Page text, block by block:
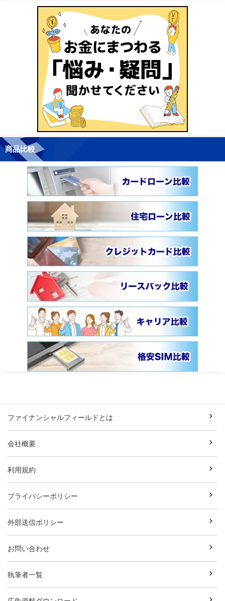
商品比較
ファイナンシャルフィールドとは
会社概要
利用規約
プライバシーポリシー
外部送信ポリシー
お問い合わせ
執筆者一覧